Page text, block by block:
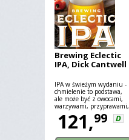
Brewing Eclectic
IPA, Dick Cantwell
IPA w świeżym wydaniu -
chmielenie to podstawa,
ale może być z owocami,
warzywami, przyprawami,
kawą, czekoladą...
leżakowana w beczkach a
może jeszcze na kwaśno...
Szerokie spektrum
121,99 D